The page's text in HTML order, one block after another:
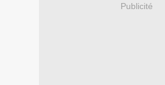
Publicité